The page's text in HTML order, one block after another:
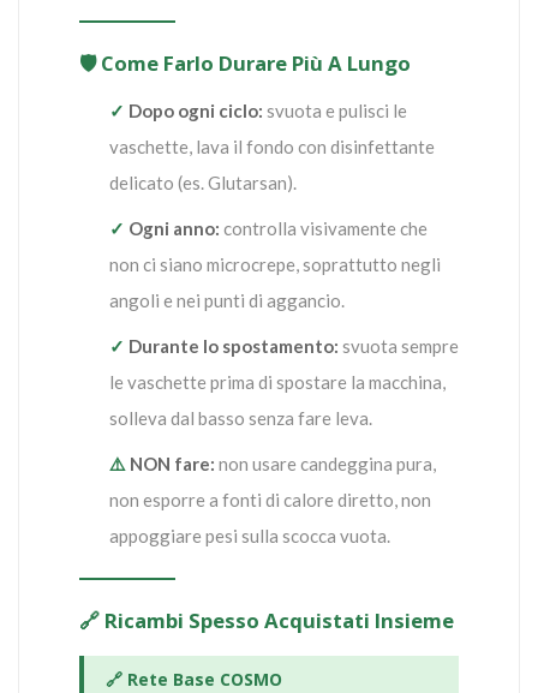
🛡️ Come Farlo Durare Più A Lungo
✓ Dopo ogni ciclo: svuota e pulisci le
vaschette, lava il fondo con disinfettante
delicato (es. Glutarsan).
✓ Ogni anno: controlla visivamente che
non ci siano microcrepe, soprattutto negli
angoli e nei punti di aggancio.
✓ Durante lo spostamento: svuota sempre
le vaschette prima di spostare la macchina,
solleva dal basso senza fare leva.
⚠️ NON fare: non usare candeggina pura,
non esporre a fonti di calore diretto, non
appoggiare pesi sulla scocca vuota.
🔗 Ricambi Spesso Acquistati Insieme
🔗 Rete Base COSMO